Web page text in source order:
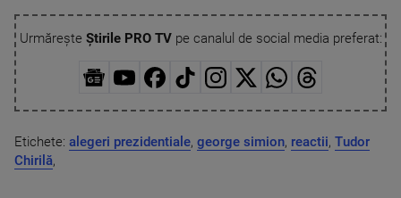
Urmărește Știrile PRO TVpe canalul de social media preferat:
Etichete: alegeri prezidentiale, george simion, reactii, Tudor
Chirilă,